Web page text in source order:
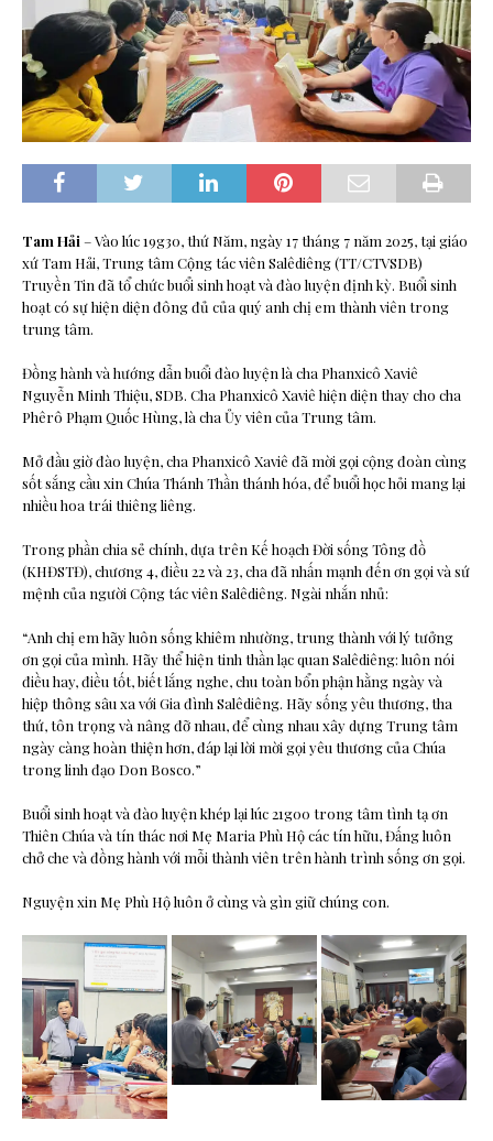
Tam Hải – Vào lúc 19g30, thứ Năm, ngày 17 tháng 7 năm 2025, tại giáo
xứ Tam Hải, Trung tâm Cộng tác viên Salêdiêng (TT/CTVSDB)
Truyền Tin đã tổ chức buổi sinh hoạt và đào luyện định kỳ. Buổi sinh
hoạt có sự hiện diện đông đủ của quý anh chị em thành viên trong
trung tâm.
Đồng hành và hướng dẫn buổi đào luyện là cha Phanxicô Xaviê
Nguyễn Minh Thiệu, SDB. Cha Phanxicô Xaviê hiện diện thay cho cha
Phêrô Phạm Quốc Hùng, là cha Ủy viên của Trung tâm.
Mở đầu giờ đào luyện, cha Phanxicô Xaviê đã mời gọi cộng đoàn cùng
sốt sắng cầu xin Chúa Thánh Thần thánh hóa, để buổi học hỏi mang lại
nhiều hoa trái thiêng liêng.
Trong phần chia sẻ chính, dựa trên Kế hoạch Đời sống Tông đồ
(KHĐSTĐ), chương 4, điều 22 và 23, cha đã nhấn mạnh đến ơn gọi và sứ
mệnh của người Cộng tác viên Salêdiêng. Ngài nhắn nhủ:
“Anh chị em hãy luôn sống khiêm nhường, trung thành với lý tưởng
ơn gọi của mình. Hãy thể hiện tinh thần lạc quan Salêdiêng: luôn nói
điều hay, điều tốt, biết lắng nghe, chu toàn bổn phận hằng ngày và
hiệp thông sâu xa với Gia đình Salêdiêng. Hãy sống yêu thương, tha
thứ, tôn trọng và nâng đỡ nhau, để cùng nhau xây dựng Trung tâm
ngày càng hoàn thiện hơn, đáp lại lời mời gọi yêu thương của Chúa
trong linh đạo Don Bosco.”
Buổi sinh hoạt và đào luyện khép lại lúc 21g00 trong tâm tình tạ ơn
Thiên Chúa và tín thác nơi Mẹ Maria Phù Hộ các tín hữu, Đấng luôn
chở che và đồng hành với mỗi thành viên trên hành trình sống ơn gọi.
Nguyện xin Mẹ Phù Hộ luôn ở cùng và gìn giữ chúng con.